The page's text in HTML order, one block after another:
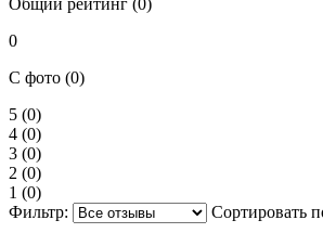
Общий рейтинг (0)
0
С фото (0)
5 (0)
4 (0)
3 (0)
2 (0)
1 (0)
Фильтр:
Сортировать